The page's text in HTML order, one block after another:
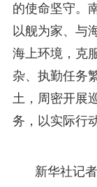
的使命坚守。
以舰为家、与
海上环境，克
杂、执勤任务
土，周密开展
务，以实际行
新华社记